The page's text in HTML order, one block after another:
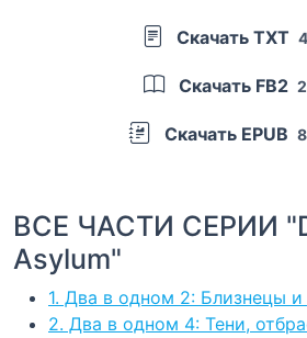
Скачать TXT
Скачать FB2
Скачать EPUB
ВСЕ ЧАСТИ СЕРИИ
Asylum"
1. Два в одном 2: Близнецы
2. Два в одном 4: Тени,